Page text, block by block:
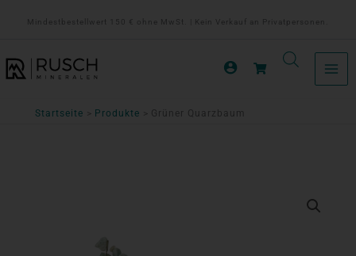
Mindestbestellwert 150 € ohne MwSt. | Kein Verkauf an Privatpersonen.
Startseite Produkte Grüner Quarzbaum